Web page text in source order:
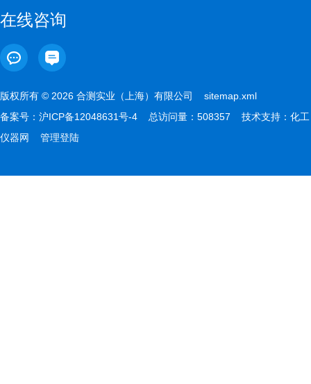
在线咨询
版权所有 © 2026 合测实业（上海）有限公司 sitemap.xml
备案号： 沪ICP备12048631号-4 总访问量：508357 技术支持： 化工
仪器网
管理登陆